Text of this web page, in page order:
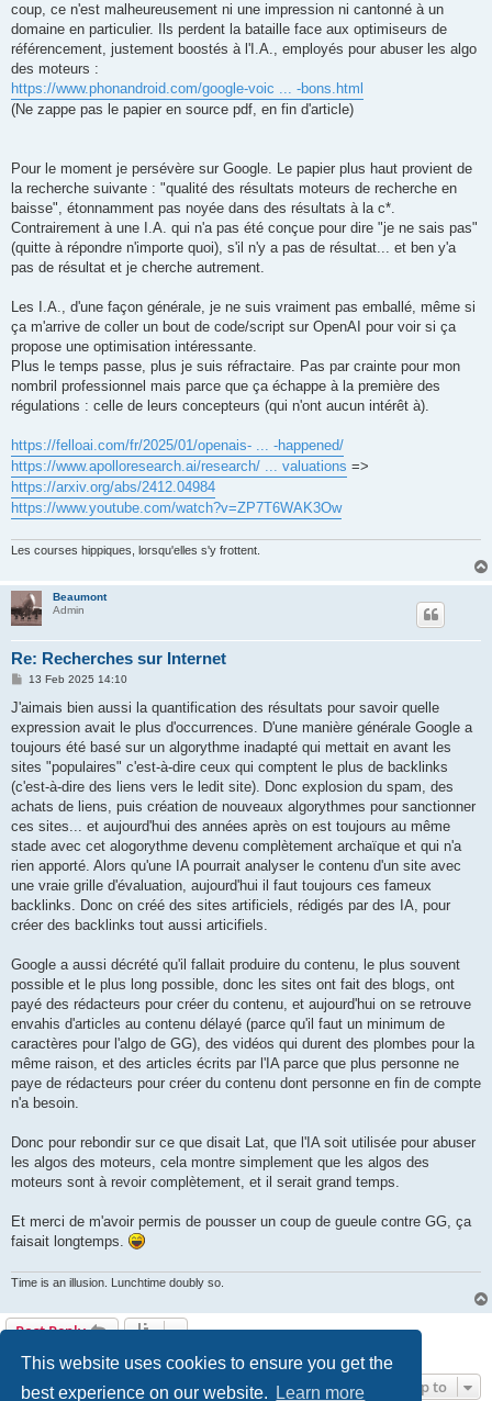
This website uses cookies to ensure you get the
best experience on our website.
Learn more
coup, ce n'est malheureusement ni une impression ni cantonné à un
domaine en particulier. Ils perdent la bataille face aux optimiseurs de
référencement, justement boostés à l'I.A., employés pour abuser les algo
des moteurs :
https://www.phonandroid.com/google-voic ... -bons.html
(Ne zappe pas le papier en source pdf, en fin d'article)
Pour le moment je persévère sur Google. Le papier plus haut provient de
la recherche suivante : "qualité des résultats moteurs de recherche en
baisse", étonnamment pas noyée dans des résultats à la c*.
Contrairement à une I.A. qui n'a pas été conçue pour dire "je ne sais pas"
(quitte à répondre n'importe quoi), s'il n'y a pas de résultat... et ben y'a
pas de résultat et je cherche autrement.
Les I.A., d'une façon générale, je ne suis vraiment pas emballé, même si
ça m'arrive de coller un bout de code/script sur OpenAI pour voir si ça
propose une optimisation intéressante.
Plus le temps passe, plus je suis réfractaire. Pas par crainte pour mon
nombril professionnel mais parce que ça échappe à la première des
régulations : celle de leurs concepteurs (qui n'ont aucun intérêt à).
https://felloai.com/fr/2025/01/openais- ... -happened/
https://www.apolloresearch.ai/research/ ... valuations =>
https://arxiv.org/abs/2412.04984
https://www.youtube.com/watch?v=ZP7T6WAK3Ow
Les courses hippiques, lorsqu'elles s'y frottent.
Beaumont
Admin
Re: Recherches sur Internet
P
s
13 Feb 2025 14:10
J'aimais bien aussi la quantification des résultats pour savoir quelle
expression avait le plus d'occurrences. D'une manière générale Google a
toujours été basé sur un algorythme inadapté qui mettait en avant les
sites "populaires" c'est-à-dire ceux qui comptent le plus de backlinks
(c'est-à-dire des liens vers le ledit site). Donc explosion du spam, des
achats de liens, puis création de nouveaux algorythmes pour sanctionner
ces sites... et aujourd'hui des années après on est toujours au même
stade avec cet alogorythme devenu complètement archaïque et qui n'a
rien apporté. Alors qu'une IA pourrait analyser le contenu d'un site avec
une vraie grille d'évaluation, aujourd'hui il faut toujours ces fameux
backlinks. Donc on créé des sites artificiels, rédigés par des IA, pour
créer des backlinks tout aussi articifiels.
Google a aussi décrété qu'il fallait produire du contenu, le plus souvent
possible et le plus long possible, donc les sites ont fait des blogs, ont
payé des rédacteurs pour créer du contenu, et aujourd'hui on se retrouve
envahis d'articles au contenu délayé (parce qu'il faut un minimum de
caractères pour l'algo de GG), des vidéos qui durent des plombes pour la
même raison, et des articles écrits par l'IA parce que plus personne ne
paye de rédacteurs pour créer du contenu dont personne en fin de compte
n'a besoin.
Donc pour rebondir sur ce que disait Lat, que l'IA soit utilisée pour abuser
les algos des moteurs, cela montre simplement que les algos des
moteurs sont à revoir complètement, et il serait grand temps.
Et merci de m'avoir permis de pousser un coup de gueule contre GG, ça
faisait longtemps.
Time is an illusion. Lunchtime doubly so.
Post Reply
Jump to